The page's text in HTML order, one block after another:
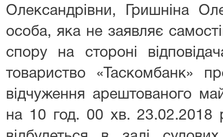
Олександрівни, Гришніна
особа, яка не заявляє
спору на стороні
товариство «Таскомбанк»
відчуження арештованого
на 10 год. 00 хв. 23.02.2018